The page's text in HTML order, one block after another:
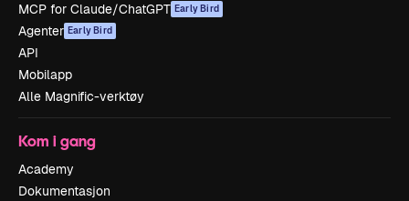
MCP for Claude/ChatGPT Early Bird
Agenter Early Bird
API
Mobilapp
Alle Magnific-verktøy
Kom i gang
Academy
Dokumentasjon